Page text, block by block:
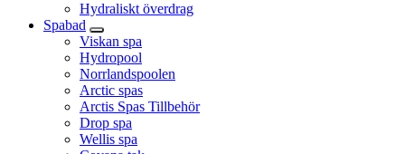
Hydraliskt överdrag
Spabad
Viskan spa
Hydropool
Norrlandspoolen
Arctic spas
Arctis Spas Tillbehör
Drop spa
Wellis spa